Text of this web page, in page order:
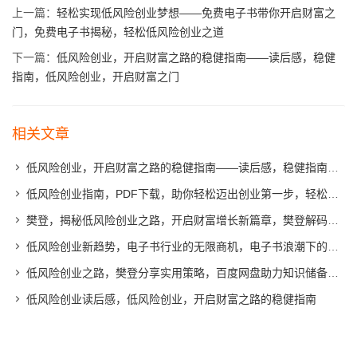
上一篇： 轻松实现低风险创业梦想——免费电子书带你开启财富之
门，免费电子书揭秘，轻松低风险创业之道
下一篇： 低风险创业，开启财富之路的稳健指南——读后感，稳健
指南，低风险创业，开启财富之门
相关文章
低风险创业，开启财富之路的稳健指南——读后感，稳健指南，低风险创业，开启财富之门
低风险创业指南，PDF下载，助你轻松迈出创业第一步，轻松创业第一步，低风险创业指南PDF免费下载
樊登，揭秘低风险创业之路，开启财富增长新篇章，樊登解码，低风险创业之道，引领财富增长新篇章
低风险创业新趋势，电子书行业的无限商机，电子书浪潮下的低风险创业新风口
低风险创业之路，樊登分享实用策略，百度网盘助力知识储备，樊登揭秘低风险创业策略，百度网盘赋能知识积累
低风险创业读后感，低风险创业，开启财富之路的稳健指南